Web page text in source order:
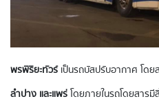
พรพิริยะทัวร์เป็นรถบัสปรับอากาศ โดย
ลำปาง และแพร่โดยภายในรถโดยสาร